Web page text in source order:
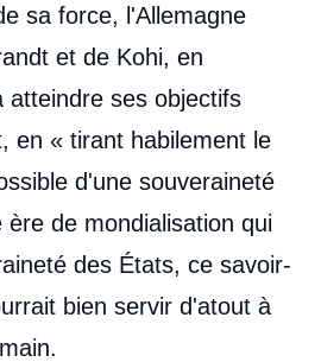
sa force, l'Allemagne
et de Kohi, en
atteindre ses objectifs
en « tirant habilement le
d'une souveraineté
ère de mondialisation qui
des États, ce savoir-
bien servir d'atout à